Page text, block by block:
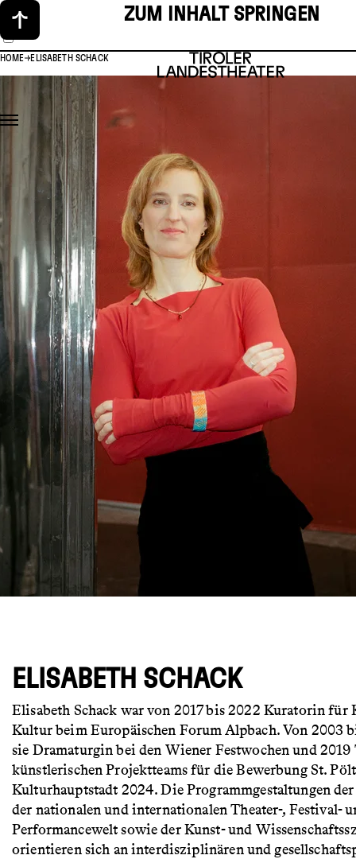
ZUM INHALT SPRINGEN
HOME ELISABETH SCHACK
ELISABETH SCHACK
Elisabeth Schack war von 2017 bis 2022 Kuratorin für
Kultur beim Europäischen Forum Alpbach. Von 2003
sie Dramaturgin bei den Wiener Festwochen und 2019
künstlerischen Projektteams für die Bewerbung St.
Kulturhauptstadt 2024. Die Programmgestaltungen
der nationalen und internationalen Theater-, Festival-
Performancewelt sowie der Kunst- und
orientieren sich an interdisziplinären und